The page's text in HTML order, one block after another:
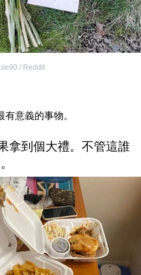
/ Reddit
意義的事物。
拿到個大禮。不管這誰